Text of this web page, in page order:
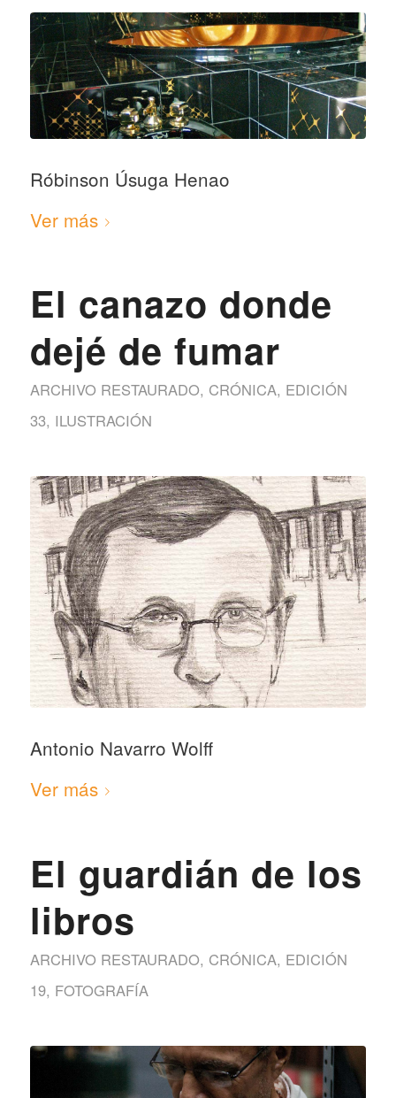
Róbinson Úsuga Henao
Ver más
El canazo donde
dejé de fumar
ARCHIVO RESTAURADO, CRÓNICA, EDICIÓN
33, ILUSTRACIÓN
Antonio Navarro Wolff
Ver más
El guardián de los
libros
ARCHIVO RESTAURADO, CRÓNICA, EDICIÓN
19, FOTOGRAFÍA